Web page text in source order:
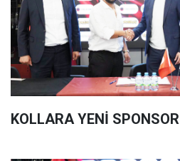
KOLLARA YENİ SPONSOR